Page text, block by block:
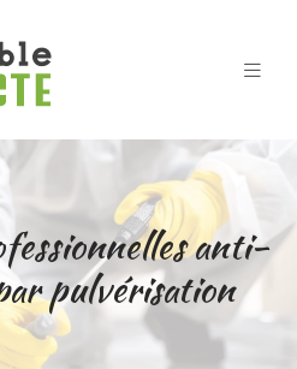
anti-
pulvérisation